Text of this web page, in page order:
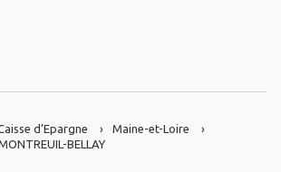
d’Epargne
Maine-et-Loire
BELLAY